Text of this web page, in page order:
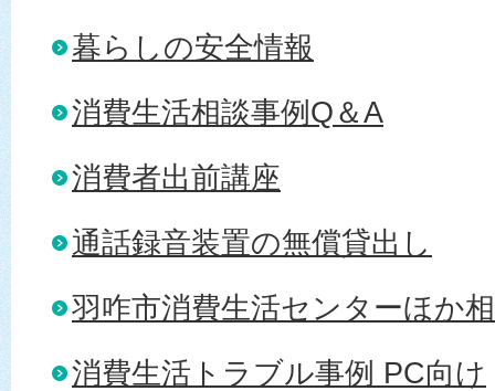
暮らしの安全情報
消費生活相談事例Q＆A
消費者出前講座
通話録音装置の無償貸出し
羽咋市消費生活センターほか
消費生活トラブル事例 PC向け